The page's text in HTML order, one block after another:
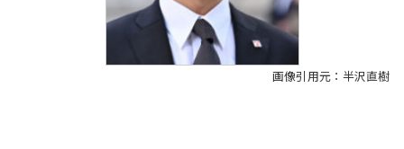
画像引用元：半沢直樹